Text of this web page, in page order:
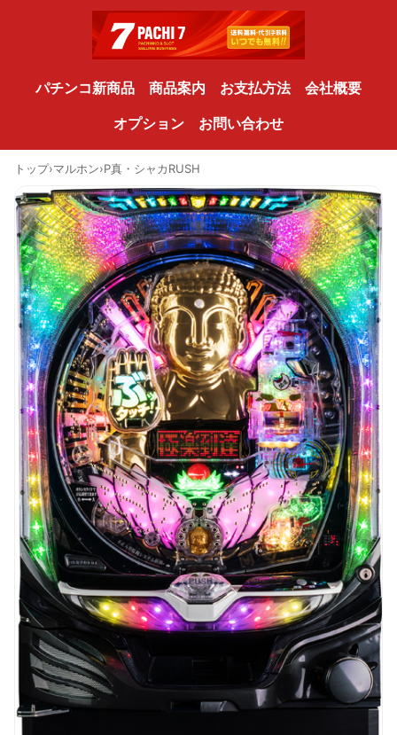
パチンコ新商品 商品案内 お支払方法
会社概要
オプション
お問い合わせ
トップ›マルホン›P真・シャカRUSH